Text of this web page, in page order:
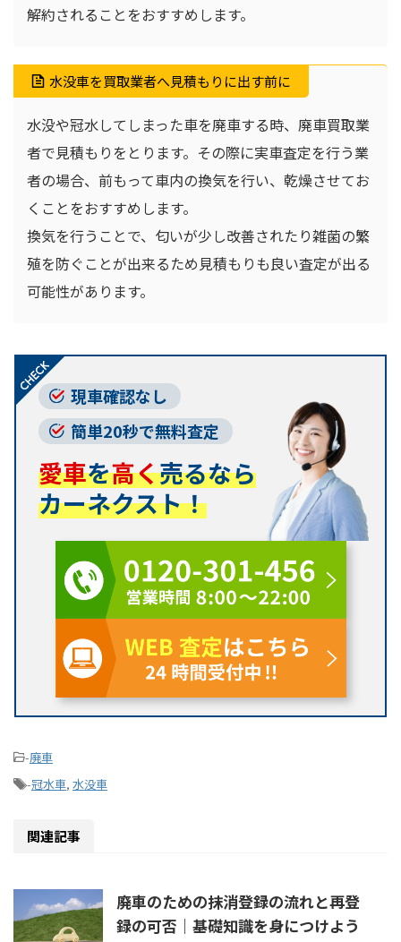
解約されることをおすすめします。
水没車を買取業者へ見積もりに出す前に
水没や冠水してしまった車を廃車する時、廃車買取業
者で見積もりをとります。その際に実車査定を行う業
者の場合、前もって車内の換気を行い、乾燥させてお
くことをおすすめします。
換気を行うことで、匂いが少し改善されたり雑菌の繁
殖を防ぐことが出来るため見積もりも良い査定が出る
可能性があります。
現車確認なし
簡単20秒で無料査定
愛車を高く売るなら
カーネクスト！
-廃車
-冠水車, 水没車
関連記事
廃車のための抹消登録の流れと再登
録の可否｜基礎知識を身につけよう